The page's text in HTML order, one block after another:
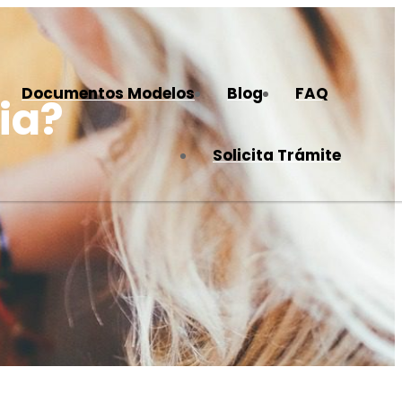
Documentos Modelos Blog FAQ
Solicita Trámite